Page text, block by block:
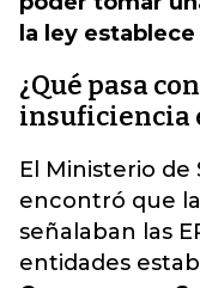
la ley
¿Qué pasa
insuficiencia
El Ministerio de
encontró que
señalaban las
entidades